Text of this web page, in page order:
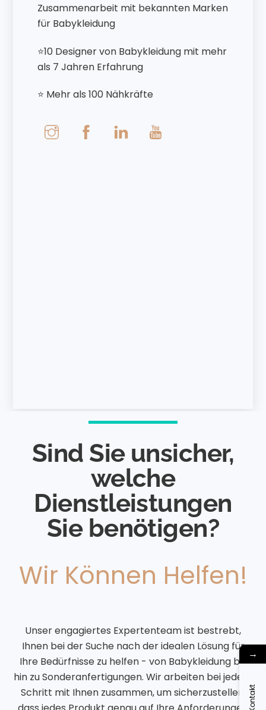
Zusammenarbeit mit bekannten Marken
für Babykleidung
⭐10 Designer von Babykleidung mit mehr
als 7 Jahren Erfahrung
⭐ Mehr als 100 Nähkräfte
Sind Sie unsicher,
welche
Dienstleistungen
Sie benötigen?
Wir Können Helfen!
Unser engagiertes Expertenteam ist bestrebt,
Ihnen bei der Suche nach der idealen Lösung für
Ihre Bedürfnisse zu helfen - von Babykleidung bis
hin zu Sonderanfertigungen. Wir arbeiten bei jedem
Schritt mit Ihnen zusammen, um sicherzustellen,
→
Kontakt